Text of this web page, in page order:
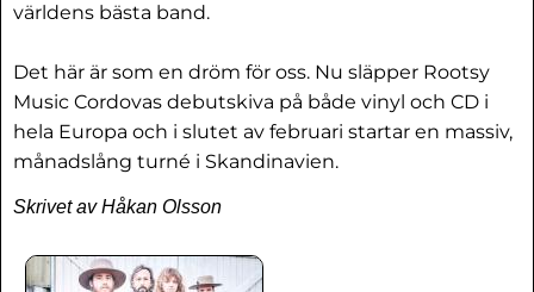
världens bästa band.
Det här är som en dröm för oss. Nu släpper Rootsy
Music Cordovas debutskiva på både vinyl och CD i
hela Europa och i slutet av februari startar en massiv,
månadslång turné i Skandinavien.
Skrivet av Håkan Olsson